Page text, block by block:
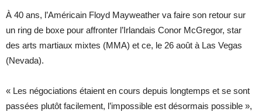
À 40 ans, l’Américain Floyd Mayweather va faire son retour sur
un ring de boxe pour affronter l’Irlandais Conor McGregor, star
des arts martiaux mixtes (MMA) et ce, le 26 août à Las Vegas
(Nevada).
« Les négociations étaient en cours depuis longtemps et se sont
passées plutôt facilement, l’impossible est désormais possible »,